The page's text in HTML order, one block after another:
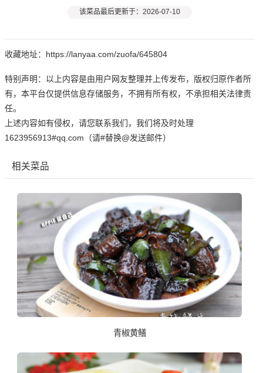
该菜品最后更新于：2026-07-10
收藏地址：https://lanyaa.com/zuofa/645804
特别声明：以上内容是由用户网友整理并上传发布，版权归原作者所
有，本平台仅提供信息存储服务，不拥有所有权，不承担相关法律责
任。
上述内容如有侵权，请您联系我们，我们将及时处理
1623956913#qq.com（请#替换@发送邮件）
相关菜品
青椒黄鳝